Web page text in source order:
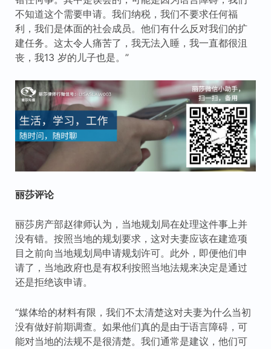
不知道这个需要申请。我们纳税，我们不要求任何福
利，我们是体面的社会成员。他们有什么反对我们的扩
建任务。这太令人痛苦了，我无法入睡，我一直都很沮
丧，我13 岁的儿子也是。”
丽莎评论
丽莎房产部赵律师认为，当地规划局在处理这件事上并
没有错。按照当地的规划要求，这对夫妻应该在建造项
目之前向当地规划局申请规划许可。此外，即便他们申
请了，当地政府也是有权利按照当地法规来决定是通过
还是拒绝该申请。
“媒体给的材料有限，我们不太清楚这对夫妻为什么当初
没有做好前期调查。如果他们真的是由于语言障碍，可
能对当地的法规不是很清楚。我们通常是建议，他们可